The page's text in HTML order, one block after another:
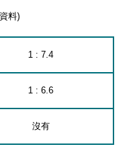
料)
1 : 7.4
1 : 6.6
沒有